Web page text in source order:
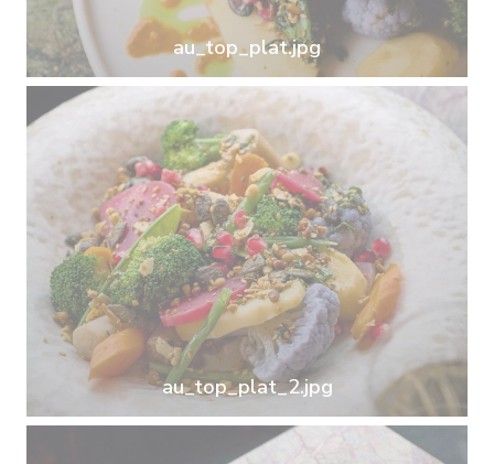
au_top_plat.jpg
au_top_plat_2.jpg